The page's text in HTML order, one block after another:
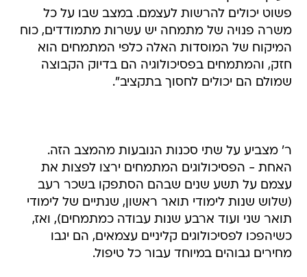
פשוט יכולים להרשות לעצמם. במצב שבו על כל
משרה פנויה של מתמחה יש עשרות מתמודדים, כוח
המיקוח של המוסדות האלה כלפי המתמחים הוא
חזק, והמתמחים בפסיכולוגיה הם בדיוק הקבוצה
שמולם הם יכולים לחסוך בתקציב".
ר' מצביע על שתי סכנות הנובעות מהמצב הזה.
האחת - הפסיכולוגים המתמחים ירצו לפצות את
עצמם על תשע שנים שבהם הסתפקו בשכר רעב
(שלוש שנות לימודי תואר ראשון, שנתיים של לימודי
תואר שני ועוד ארבע שנות עבודה כמתמחים), ואז,
כשיהפכו לפסיכולוגים קליניים עצמאים, הם יגבו
מחירים גבוהים במיוחד עבור כל טיפול.